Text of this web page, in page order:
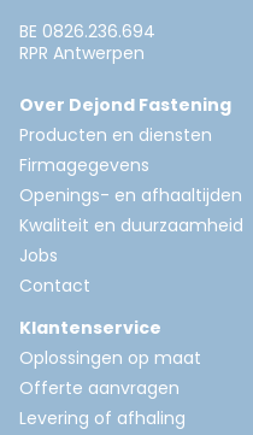
BE 0826.236.694
RPR Antwerpen
Over Dejond Fastening
Producten en diensten
Firmagegevens
Openings- en afhaaltijden
Kwaliteit en duurzaamheid
Jobs
Contact
Klantenservice
Oplossingen op maat
Offerte aanvragen
Levering of afhaling